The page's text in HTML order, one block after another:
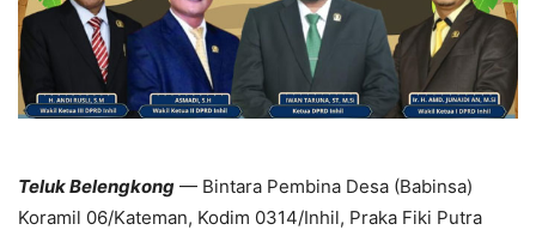
Teluk Belengkong — Bintara Pembina Desa (Babinsa)
Koramil 06/Kateman, Kodim 0314/Inhil, Praka Fiki Putra